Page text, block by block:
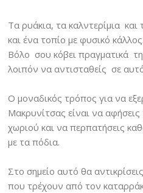
Τα ρυάκια, τα καλντερίμια
και ένα τοπίο με φυσικό
Βόλο σου κόβει πραγματικά
λοιπόν να αντισταθείς σε
Ο μοναδικός τρόπος για να
Μακρυνίτσας είναι να
χωριού και να περπατήσεις
με τα πόδια.
Στο σημείο αυτό θα
που τρέχουν από τον